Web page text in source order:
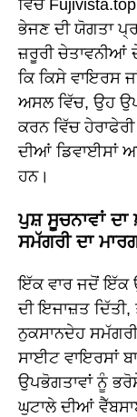
ਵਿੱਚ
ਭੇਜਣ ਦੀ ਯੋਗਤਾ
ਜ਼ਰੂਰੀ ਚੇਤਾਵਨੀਆਂ
ਕਿ ਕਿਸੇ ਵਾਇਰਸ
ਅਸਲ ਵਿੱਚ, ਉਹ
ਕਰਨ ਵਿੱਚ
ਦੀਆਂ ਡਿਵਾਈਸਾਂ
ਹਨ।
ਪੁਸ਼ ਸੂਚਨਾਵਾਂ
ਸਮੱਗਰੀ ਦਾ
ਇੱਕ ਵਾਰ ਜਦੋਂ ਇੱਕ
ਦੀ ਇਜਾਜ਼ਤ
ਨੁਕਸਾਨਦੇਹ
ਸਾਈਟ ਵਾਇਰਸਾਂ
ਉਪਭੋਗਤਾਵਾਂ ਨੂੰ
ਘੁਟਾਲੇ ਦੀਆਂ